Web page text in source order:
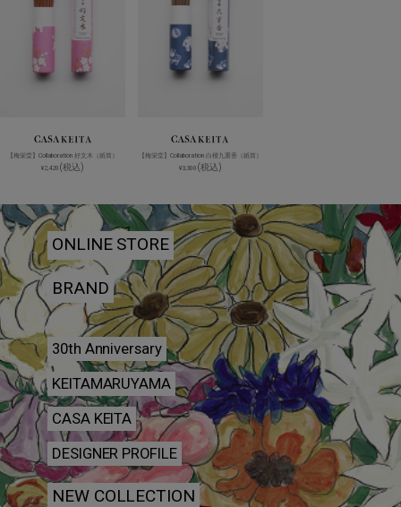
【梅栄堂】Collaboration 好文木（紙筒）
¥2,420 (税込)
【梅栄堂】Collaboration 白檀九重香（紙筒）
¥3,300 (税込)
ONLINE STORE
BRAND
30th Anniversary
KEITAMARUYAMA
CASA KEITA
DESIGNER PROFILE
NEW COLLECTION